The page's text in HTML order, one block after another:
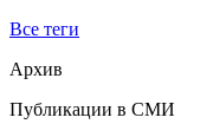
Все теги
Архив
Публикации в СМИ